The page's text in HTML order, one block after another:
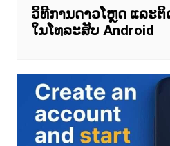
ວິທີການດາວໂຫຼດ ແລະຕິ
ໃນໂທລະສັບ Android